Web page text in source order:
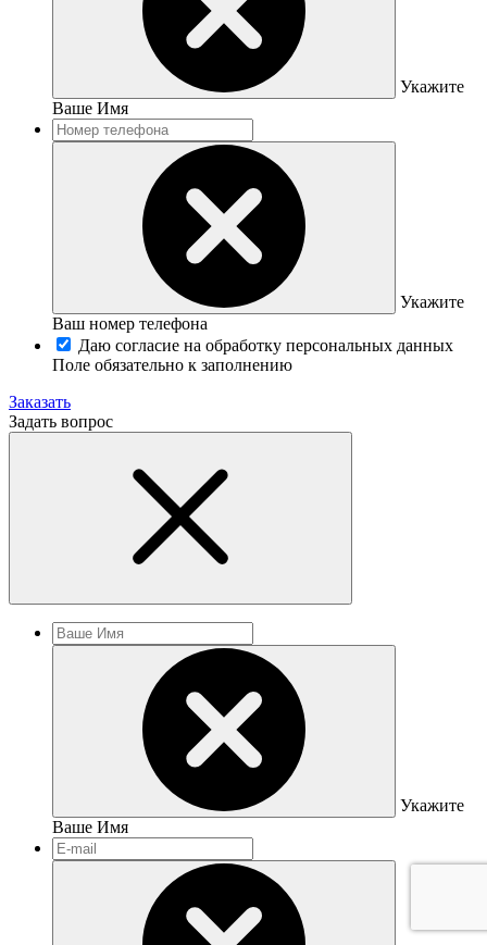
Укажите
Ваше Имя
Укажите
Ваш номер телефона
Даю согласие на обработку персональных данных
Поле обязательно к заполнению
Заказать
Задать вопрос
Укажите
Ваше Имя